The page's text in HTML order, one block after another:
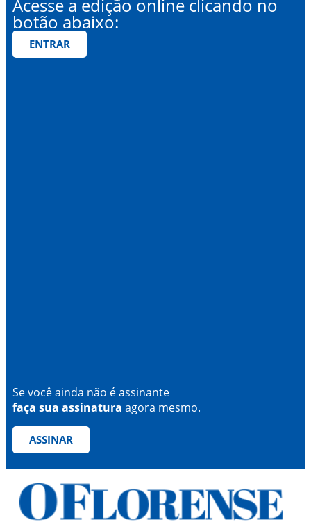
Acesse a edição online clicando no
botão abaixo:
ENTRAR
Se você ainda não é assinante
faça sua assinatura agora mesmo.
ASSINAR